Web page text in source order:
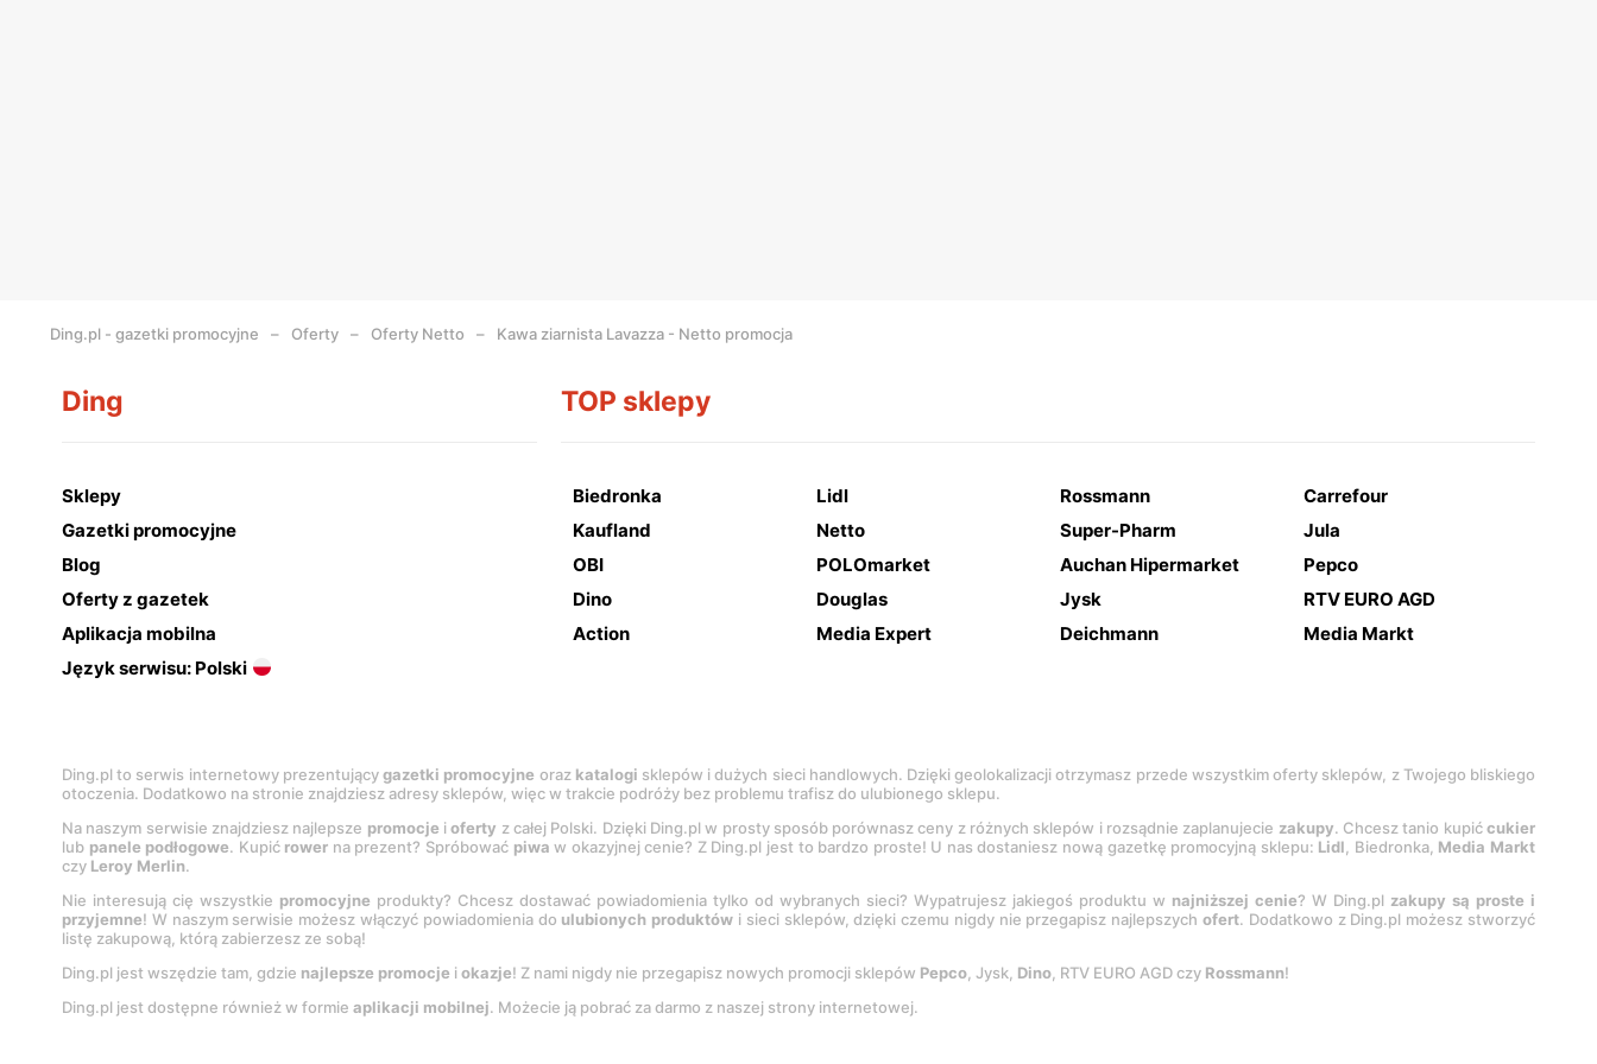
Ding.pl - gazetki promocyjne Oferty Oferty Netto Kawa ziarnista Lavazza - Netto promocja
Ding
Sklepy
Gazetki promocyjne
Blog
Oferty z gazetek
Aplikacja mobilna
Język serwisu: Polski
TOP sklepy
Biedronka Lidl Rossmann
Carrefour
Kaufland
Netto Super-Pharm
Jula
OBI
POLOmarket Auchan Hipermarket
Pepco
Dino
Douglas Jysk
RTV EURO AGD
Action
Media Expert Deichmann Media Markt
Ding.pl to serwis internetowy prezentującygazetki promocyjne oraz katalogi sklepów i dużych sieci handlowych. Dzięki geolokalizacji otrzymasz przede wszystkim oferty sklepów, z Twojego bliskiego
otoczenia. Dodatkowo na stronie znajdziesz adresy sklepów, więc w trakcie podróży bez problemu trafisz do ulubionego sklepu.
Na naszym serwisie znajdziesz najlepsze promocje ioferty z całej Polski. Dzięki Ding.pl w prosty sposób porównasz ceny z różnych sklepów i rozsądnie zaplanujecie zakupy. Chcesz tanio kupićcukier
lub panele podłogowe. Kupić rower na prezent? Spróbować piwa w okazyjnej cenie? Z Ding.pl jest to bardzo proste! U nas dostaniesz nową gazetkę promocyjną sklepu: Lidl, Biedronka, Media Markt
czy Leroy Merlin.
Nie interesują cię wszystkie promocyjne produkty? Chcesz dostawać powiadomienia tylko od wybranych sieci? Wypatrujesz jakiegoś produktu w najniższej cenie? W Ding.pl zakupy są proste i
przyjemne! W naszym serwisie możesz włączyć powiadomienia do ulubionych produktów i sieci sklepów, dzięki czemu nigdy nie przegapisz najlepszychofert. Dodatkowo z Ding.pl możesz stworzyć
listę zakupową, którą zabierzesz ze sobą!
Ding.pl jest wszędzie tam, gdzie najlepsze promocje i okazje! Z nami nigdy nie przegapisz nowych promocji sklepów Pepco, Jysk, Dino, RTV EURO AGD czy Rossmann!
Ding.pl jest dostępne również w formie aplikacji mobilnej. Możecie ją pobrać za darmo z naszej strony internetowej.